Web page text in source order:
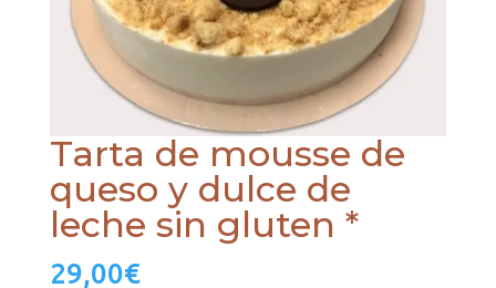
Tarta de mousse de
queso y dulce de
leche sin gluten *
29,00€